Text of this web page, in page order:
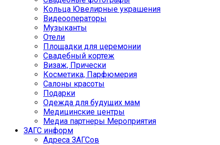
Кольца Ювелирные украшения
Видеооператоры
Музыканты
Отели
Площадки для церемонии
Свадебный кортеж
Визаж, Прически
Косметика, Парфюмерия
Салоны красоты
Подарки
Одежда для будущих мам
Медицинские центры
Медиа партнеры Мероприятия
ЗАГС информ
Адреса ЗАГСов